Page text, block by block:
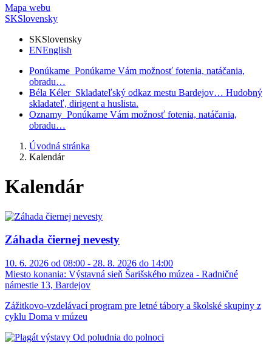
Mapa webu
SKSlovensky
SKSlovensky
ENEnglish
Ponúkame Ponúkame Vám možnosť fotenia, natáčania,
obradu…
Béla Kéler Skladateľský odkaz mestu Bardejov… Hudobný
skladateľ, dirigent a huslista.
Oznamy Ponúkame Vám možnosť fotenia, natáčania,
obradu…
Úvodná stránka
Kalendár
Kalendár
Záhada čiernej nevesty
10. 6. 2026 od 08:00 - 28. 8. 2026 do 14:00
Miesto konania: Výstavná sieň Šarišského múzea - Radničné
námestie 13, Bardejov
Zážitkovo-vzdelávací program pre letné tábory a školské skupiny z
cyklu Doma v múzeu